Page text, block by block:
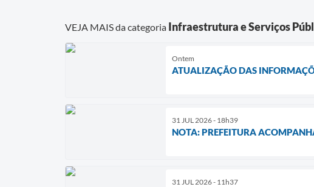
VEJA MAIS da categoria Infraestrutura e Serviços
Ontem
ATUALIZAÇÃO DAS
31 JUL 2026 - 18h39
NOTA: PREFEITURA
31 JUL 2026 - 11h37